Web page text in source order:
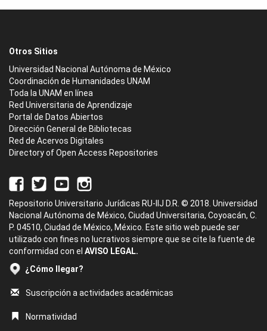
Otros Sitios
Universidad Nacional Autónoma de México
Coordinación de Humanidades UNAM
Toda la UNAM en línea
Red Universitaria de Aprendizaje
Portal de Datos Abiertos
Dirección General de Bibliotecas
Red de Acervos Digitales
Directory of Open Access Repositories
Repositorio Universitario Jurídicas RU-IIJ D.R. © 2018. Universidad
Nacional Autónoma de México, Ciudad Universitaria, Coyoacán, C.
P. 04510, Ciudad de México, México. Este sitio web puede ser
utilizado con fines no lucrativos siempre que se cite la fuente de
conformidad con el AVISO LEGAL.
¿Cómo llegar?
Suscripción a actividades académicas
Normatividad